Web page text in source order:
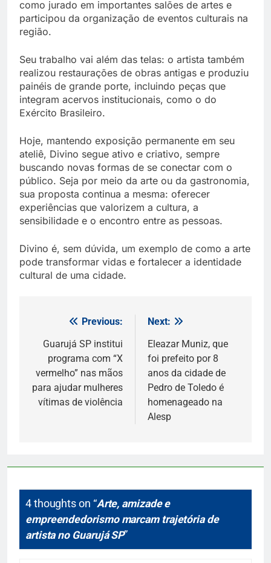
como jurado em importantes salões de artes e
participou da organização de eventos culturais na
região.
Seu trabalho vai além das telas: o artista também
realizou restaurações de obras antigas e produziu
painéis de grande porte, incluindo peças que
integram acervos institucionais, como o do
Exército Brasileiro.
Hoje, mantendo exposição permanente em seu
ateliê, Divino segue ativo e criativo, sempre
buscando novas formas de se conectar com o
público. Seja por meio da arte ou da gastronomia,
sua proposta continua a mesma: oferecer
experiências que valorizem a cultura, a
sensibilidade e o encontro entre as pessoas.
Divino é, sem dúvida, um exemplo de como a arte
pode transformar vidas e fortalecer a identidade
cultural de uma cidade.
Navegação
de
Post
Previous:
Guarujá SP institui
programa com “X
vermelho” nas mãos
para ajudar mulheres
vítimas de violência
Next:
Eleazar Muniz, que
foi prefeito por 8
anos da cidade de
Pedro de Toledo é
homenageado na
Alesp
4 thoughts on “Arte, amizade e
empreendedorismo marcam trajetória de
artista no Guarujá SP”